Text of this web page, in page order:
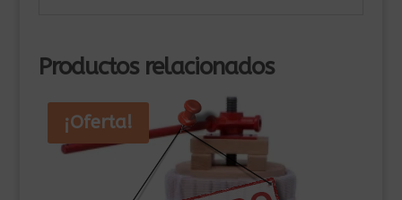
Productos relacionados
¡Oferta!